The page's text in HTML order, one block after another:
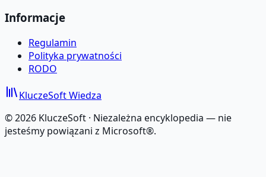
Informacje
Regulamin
Polityka prywatności
RODO
KluczeSoftWiedza
©2026 KluczeSoft · Niezależna encyklopedia — nie
jesteśmy powiązani z Microsoft®.